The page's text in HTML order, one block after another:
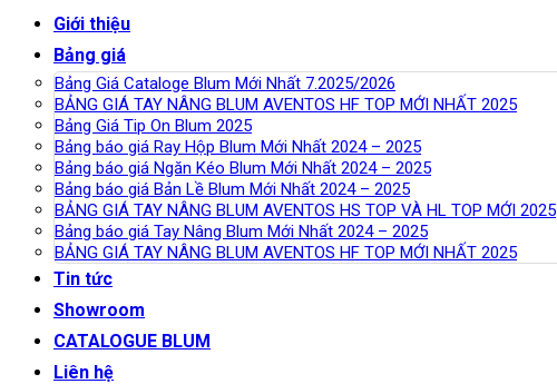
Giới thiệu
Bảng giá
Bảng Giá Cataloge Blum Mới Nhất 7.2025/2026
BẢNG GIÁ TAY NÂNG BLUM AVENTOS HF TOP MỚI NHẤT 2025
Bảng Giá Tip On Blum 2025
Bảng báo giá Ray Hộp Blum Mới Nhất 2024 – 2025
Bảng báo giá Ngăn Kéo Blum Mới Nhất 2024 – 2025
Bảng báo giá Bản Lề Blum Mới Nhất 2024 – 2025
BẢNG GIÁ TAY NÂNG BLUM AVENTOS HS TOP VÀ HL TOP MỚI 2025
Bảng báo giá Tay Nâng Blum Mới Nhất 2024 – 2025
BẢNG GIÁ TAY NÂNG BLUM AVENTOS HF TOP MỚI NHẤT 2025
Tin tức
Showroom
CATALOGUE BLUM
Liên hệ